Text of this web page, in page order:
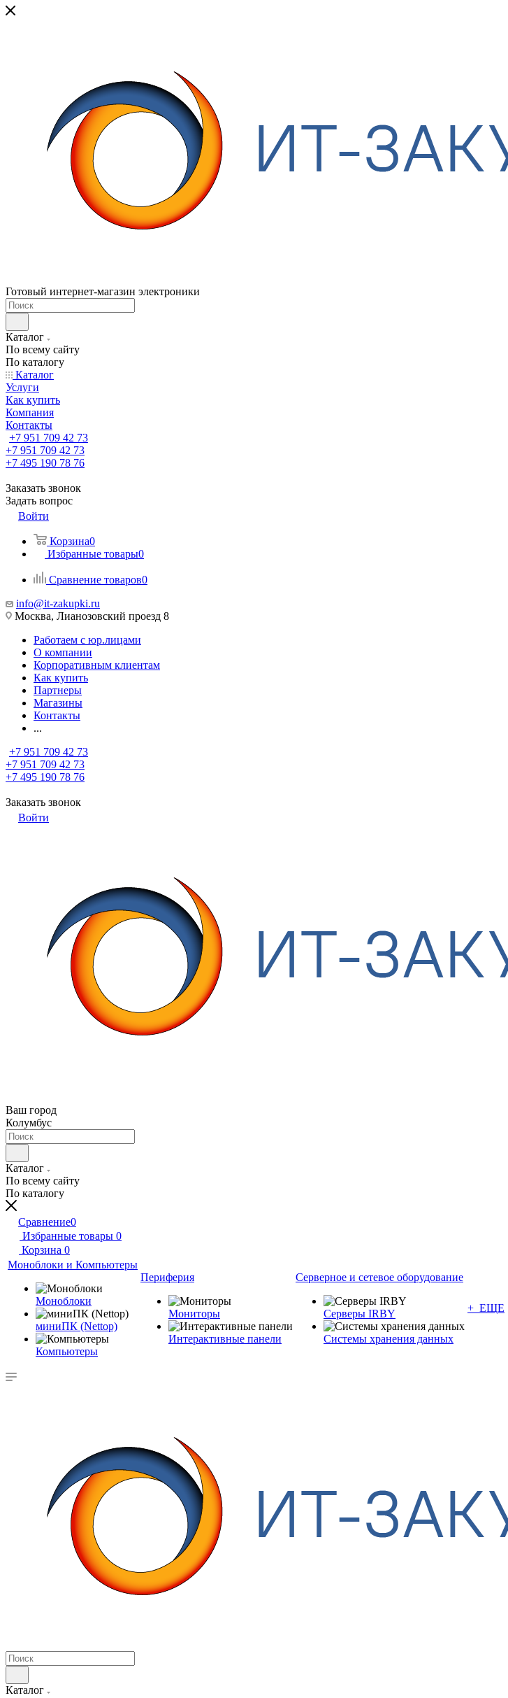
Готовый интернет-магазин электроники
Каталог
По всему сайту
По каталогу
Каталог
Услуги
Как купить
Компания
Контакты
+7 951 709 42 73
+7 951 709 42 73
+7 495 190 78 76
Заказать звонок
Задать вопрос
Войти
Корзина0
Избранные товары0
Сравнение товаров0
info@it-zakupki.ru
Москва, Лианозовский проезд 8
Работаем с юр.лицами
О компании
Корпоративным клиентам
Как купить
Партнеры
Магазины
Контакты
...
+7 951 709 42 73
+7 951 709 42 73
+7 495 190 78 76
Заказать звонок
Войти
Ваш город
Колумбус
Каталог
По всему сайту
По каталогу
Сравнение0
Избранные товары 0
Корзина 0
Моноблоки и Компьютеры
Моноблоки
миниПК (Nettop)
Компьютеры
Периферия
Мониторы
Интерактивные панели
Серверное и сетевое оборудование
Серверы IRBY
Системы хранения данных
+ ЕЩЕ
Каталог